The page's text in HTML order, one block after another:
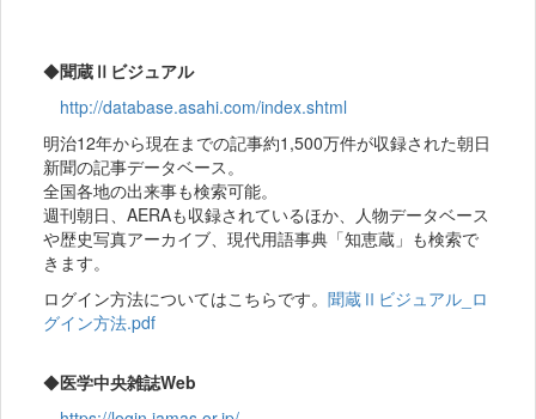
◆聞蔵Ⅱビジュアル
http://database.asahi.com/index.shtml
明治12年から現在までの記事約1,500万件が収録された朝日
新聞の記事データベース。
全国各地の出来事も検索可能。
週刊朝日、AERAも収録されているほか、人物データベース
や歴史写真アーカイブ、現代用語事典「知恵蔵」も検索で
きます。
ログイン方法についてはこちらです。 聞蔵Ⅱビジュアル_ロ
グイン方法.pdf
◆医学中央雑誌Web